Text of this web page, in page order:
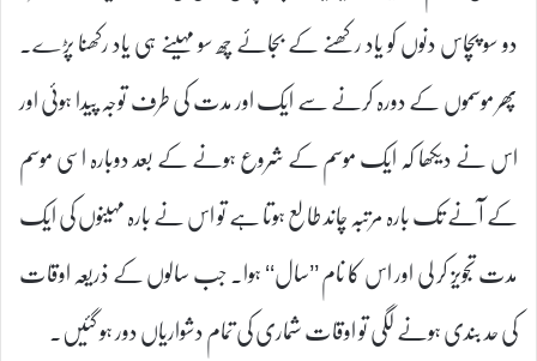
دو سو پچاس دنوں کو یاد رکھنے کے بجائے چھ سو مہینے ہی یاد رکھنا پڑے۔
پھر موسموں کے دورہ کرنے سے ایک اور مدت کی طرف توجہ پیدا ہوئی اور
اس نے دیکھا کہ ایک موسم کے شروع ہونے کے بعد دوبارہ اسی موسم
کے آنے تک بارہ مرتبہ چاند طالع ہوتا ہے تو اس نے بارہ مہینوں کی ایک
مدت تجویز کر لی اور اس کا نام ’’سال‘‘ ہوا۔ جب سالوں کے ذریعہ اوقات
کی حد بندی ہونے لگی تو اوقات شماری کی تمام دشواریاں دور ہو گئیں۔